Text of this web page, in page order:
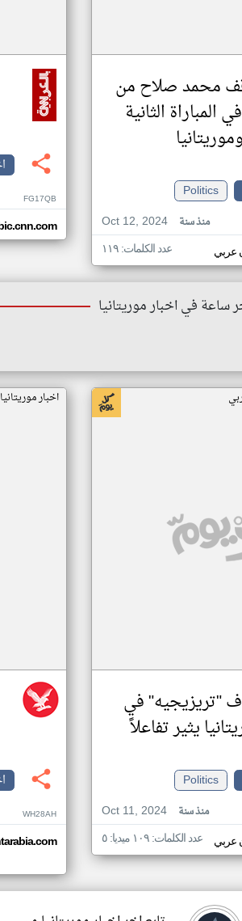
محمد صلاح من
المباراة الثانية
Politics
Oct 12, 2024
منذ سنة
عربي عدد الكلمات: ١١٩
FG17QB
ساعة في اخبار موريتانيا
"تريزيجيه" في
يثير تفاعلاً
Politics
Oct 11, 2024
منذ سنة
عربي عدد الكلمات: ١٠٩ ميديا: ٥
اخبار
WH28AH